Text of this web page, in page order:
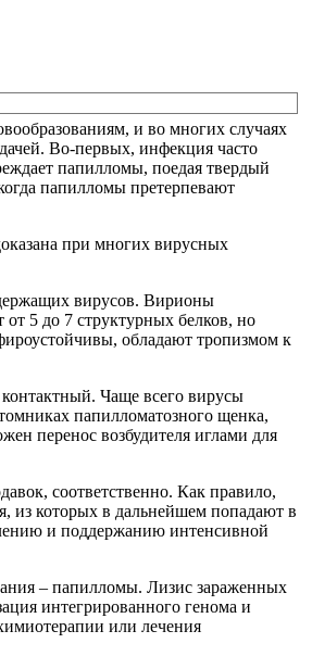
и во многих случаях
Во-первых, инфекция часто
папилломы, поедая твердый
папилломы претерпевают
при многих вирусных
вирусов. Вирионы
5 до 7 структурных белков, но
обладают тропизмом к
Чаще всего вирусы
папилломатозного щенка,
перенос возбудителя иглами для
соответственно. Как правило,
из которых в дальнейшем попадают в
и поддержанию интенсивной
– папилломы. Лизис зараженных
интегрированного генома и
или лечения